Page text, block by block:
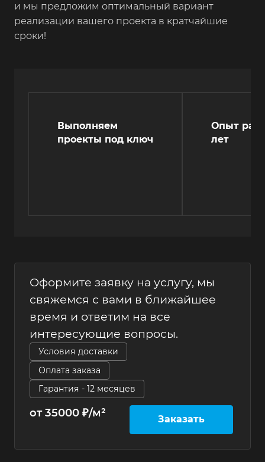
и мы предложим оптимальный вариант
реализации вашего проекта в кратчайшие
сроки!
Выполняем
проекты под ключ
Опыт
лет
Оформите заявку на услугу, мы
свяжемся с вами в ближайшее
время и ответим на все
интересующие вопросы.
Условия доставки
Оплата заказа
Гарантия - 12 месяцев
от 35000 ₽/м² Заказать